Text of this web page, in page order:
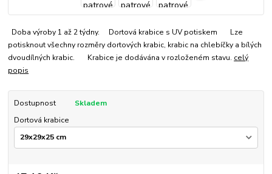
Doba výroby 1 až 2 týdny. Dortová krabice s UV potiskem Lze
potisknout všechny rozměry dortových krabic, krabic na chlebíčky a bílých
dvoudílných krabic. Krabice je dodávána v rozloženém stavu. celý
popis
Dostupnost
Skladem
Dortová krabice